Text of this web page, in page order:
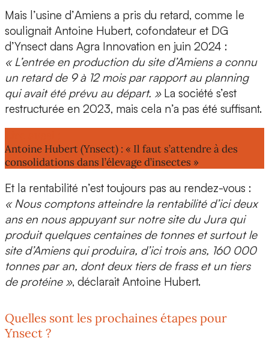
Mais l’usine d’Amiens a pris du retard, comme le
soulignait Antoine Hubert, cofondateur et DG
d’Ynsect dans Agra Innovation en juin 2024 :
« L’entrée en production du site d’Amiens a connu
un retard de 9 à 12 mois par rapport au planning
qui avait été prévu au départ. »La société s’est
restructurée en 2023, mais cela n’a pas été suffisant.
Antoine Hubert (Ynsect) : « Il faut s’attendre à des
consolidations dans l’élevage d’insectes »
Et la rentabilité n’est toujours pas au rendez-vous :
« Nous comptons atteindre la rentabilité d’ici deux
ans en nous appuyant sur notre site du Jura qui
produit quelques centaines de tonnes et surtout le
site d’Amiens qui produira, d’ici trois ans, 160 000
tonnes par an, dont deux tiers de frass et un tiers
de protéine », déclarait Antoine Hubert.
Quelles sont les prochaines étapes pour
Ynsect ?